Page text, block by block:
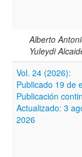
Términos
Disciplinas
Alberto
Yuleydi
Vol. 24 (2026):
Publicado 19 de
Publicación
Actualizado: 3
2026